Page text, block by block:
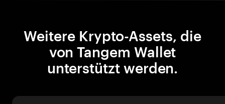
Weitere Krypto-Assets, die
von Tangem Wallet
unterstützt werden.